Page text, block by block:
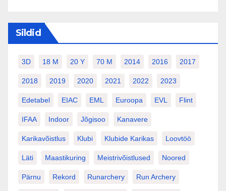
Sildid
3D 18 M 20 Y 70 M 2014 2016 2017
2018 2019 2020 2021 2022 2023
Edetabel EIAC EML Euroopa EVL Flint
IFAA Indoor Jõgisoo Kanavere
Karikavõistlus Klubi Klubide Karikas Loovtöö
Läti Maastikuring Meistrivõistlused Noored
Pärnu Rekord Runarchery Run Archery